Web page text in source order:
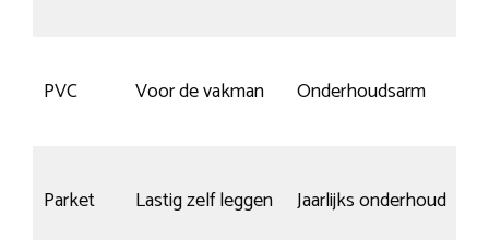
PVC Voor de vakman Onderhoudsarm
Parket Lastig zelf leggen Jaarlijks onderhoud